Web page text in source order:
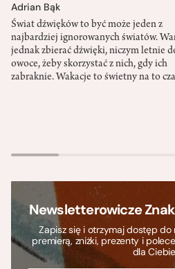
Adrian Bąk
Świat dźwięków to być może jeden z
najbardziej ignorowanych światów.
jednak zbierać dźwięki, niczym letnie
owoce, żeby skorzystać z nich, gdy ich
zabraknie. Wakacje to świetny na to
Newsletterowicze
Zapisz się i otrzymaj dostęp
premierą, zniżki, prezenty i
dla